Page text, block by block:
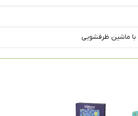
ماشین ظرفشویی